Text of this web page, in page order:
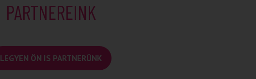
PARTNEREINK
LEGYEN ÖN IS PARTNERÜNK